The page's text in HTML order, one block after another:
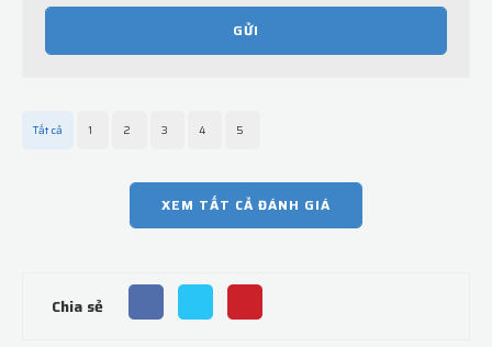
GỬI
Tất cả 1 2 3 4 5
XEM TẤT CẢ ĐÁNH GIÁ
Chia sẻ